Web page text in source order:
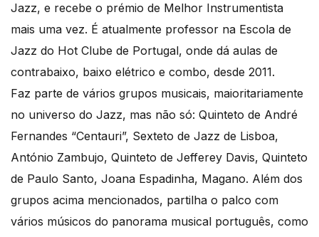
Jazz, e recebe o prémio de Melhor Instrumentista
mais uma vez. É atualmente professor na Escola de
Jazz do Hot Clube de Portugal, onde dá aulas de
contrabaixo, baixo elétrico e combo, desde 2011.
Faz parte de vários grupos musicais, maioritariamente
no universo do Jazz, mas não só: Quinteto de André
Fernandes “Centauri”, Sexteto de Jazz de Lisboa,
António Zambujo, Quinteto de Jefferey Davis, Quinteto
de Paulo Santo, Joana Espadinha, Magano. Além dos
grupos acima mencionados, partilha o palco com
vários músicos do panorama musical português, como